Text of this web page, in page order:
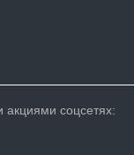
соцсетях: